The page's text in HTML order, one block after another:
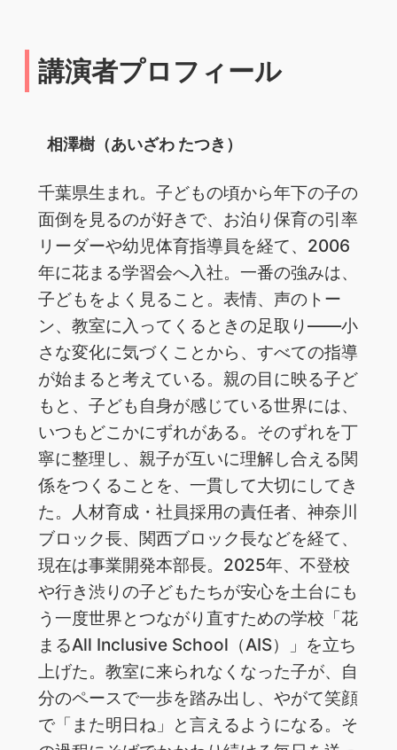
講演者プロフィール
相澤樹（あいざわ たつき）
千葉県生まれ。子どもの頃から年下の子の
面倒を見るのが好きで、お泊り保育の引率
リーダーや幼児体育指導員を経て、2006
年に花まる学習会へ入社。一番の強みは、
子どもをよく見ること。表情、声のトー
ン、教室に入ってくるときの足取り——小
さな変化に気づくことから、すべての指導
が始まると考えている。親の目に映る子ど
もと、子ども自身が感じている世界には、
いつもどこかにずれがある。そのずれを丁
寧に整理し、親子が互いに理解し合える関
係をつくることを、一貫して大切にしてき
た。人材育成・社員採用の責任者、神奈川
ブロック長、関西ブロック長などを経て、
現在は事業開発本部長。2025年、不登校
や行き渋りの子どもたちが安心を土台にも
う一度世界とつながり直すための学校「花
まるAll Inclusive School（AIS）」を立ち
上げた。教室に来られなくなった子が、自
分のペースで一歩を踏み出し、やがて笑顔
で「また明日ね」と言えるようになる。そ